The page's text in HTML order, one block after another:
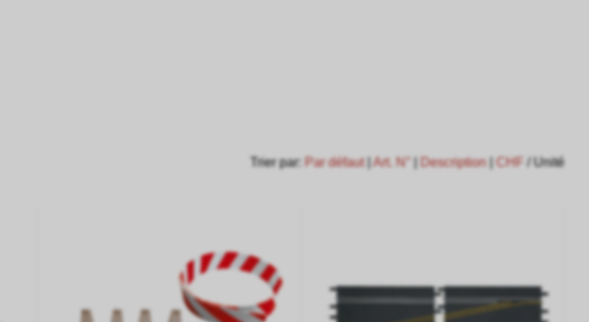
Trier par: Par défaut |Art. N° Description CHF / Unité